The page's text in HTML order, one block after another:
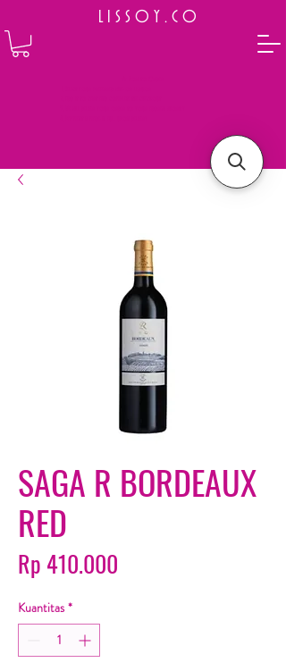
L I S S O Y . C O
SAGA R BORDEAUX
RED
Rp 410.000
Kuantitas *